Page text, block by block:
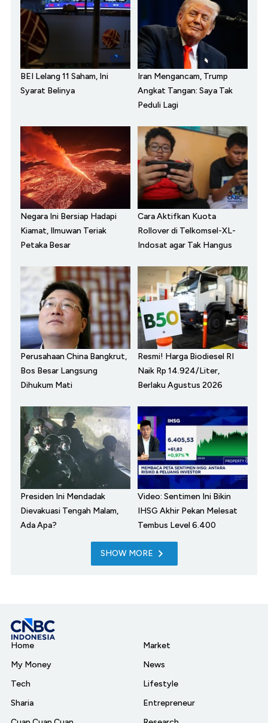
BEI Lelang 11 Saham, Ini
Syarat Belinya
Iran Mengancam, Trump
Angkat Tangan: Saya Tak
Peduli Lagi
Negara Ini Bersiap Hadapi
Kiamat, Ilmuwan Teriak
Petaka Besar
Cara Aktifkan Kuota
Rollover di Telkomsel-XL-
Indosat agar Tak Hangus
Perusahaan China Bangkrut,
Bos Besar Langsung
Dihukum Mati
Resmi! Harga Biodiesel RI
Naik Rp 14.924/Liter,
Berlaku Agustus 2026
Presiden Ini Mendadak
Dievakuasi Tengah Malam,
Ada Apa?
Video: Sentimen Ini Bikin
IHSG Akhir Pekan Melesat
Tembus Level 6.400
SHOW MORE
Home
My Money
Tech
Sharia
Market
News
Lifestyle
Entrepreneur